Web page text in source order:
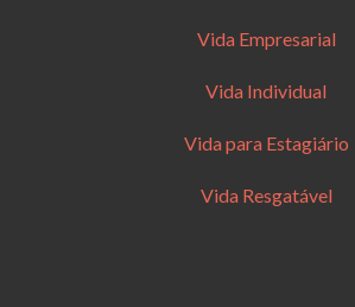
Vida Empresarial
Vida Individual
Vida para Estagiário
Vida Resgatável